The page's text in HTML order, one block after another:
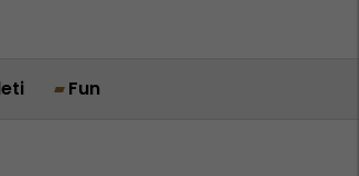
Fun